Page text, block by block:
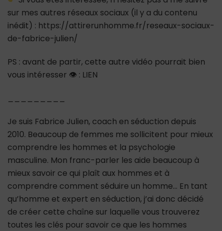
sur mes autres réseaux sociaux (il y a du contenu
inédit) : https://attirerunhomme.fr/reseaux-sociaux-
de-fabrice-julien/
PS : avant de partir, cette autre vidéo pourrait bien
vous intéresser 👁 : LIEN
Je suis Fabrice Julien, coach en séduction depuis
2010. Beaucoup de femmes me sollicitent pour mieux
comprendre les hommes et la psychologie
masculine. Mon franc-parler les aide beaucoup à
mieux savoir ce qui plaît aux hommes et à
comprendre comment séduire un homme… En tant
qu’homme et expert en séduction, j’ai donc décidé
de créer cette chaîne sur laquelle vous trouverez
toutes les clés pour savoir ce que les hommes